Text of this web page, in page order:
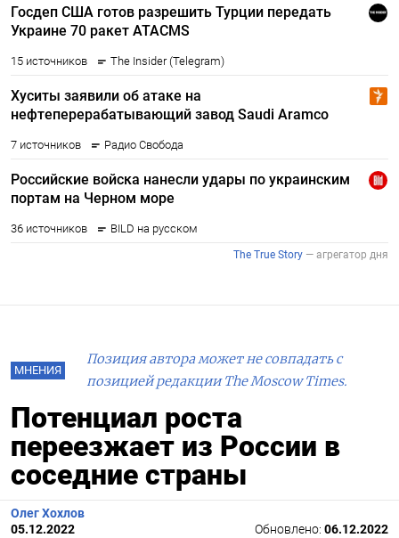
МНЕНИЯ
Позиция автора может не совпадать с
позицией редакции The Moscow Times.
Потенциал роста
переезжает из России в
соседние страны
Олег Хохлов
05.12.2022
Обновлено: 06.12.2022